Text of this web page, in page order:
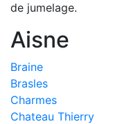
de jumelage.
Aisne
Braine
Brasles
Charmes
Chateau Thierry